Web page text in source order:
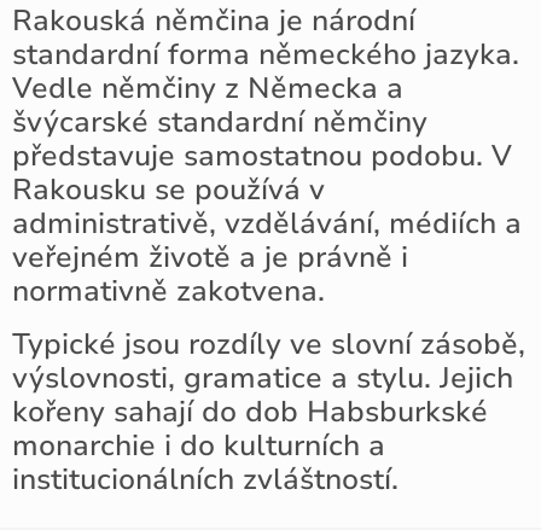
Rakouská němčina je národní
standardní forma německého jazyka.
Vedle němčiny z Německa a
švýcarské standardní němčiny
představuje samostatnou podobu. V
Rakousku se používá v
administrativě, vzdělávání, médiích a
veřejném životě a je právně i
normativně zakotvena.
Typické jsou rozdíly ve slovní zásobě,
výslovnosti, gramatice a stylu. Jejich
kořeny sahají do dob Habsburkské
monarchie i do kulturních a
institucionálních zvláštností.